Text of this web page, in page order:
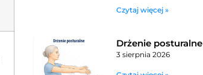
Czytaj więcej »
Drżenie posturalne
3 sierpnia 2026